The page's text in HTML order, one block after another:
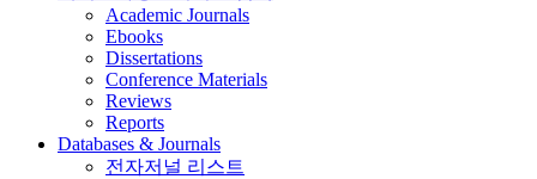
Academic Journals
Ebooks
Dissertations
Conference Materials
Reviews
Reports
Databases & Journals
전자저널 리스트